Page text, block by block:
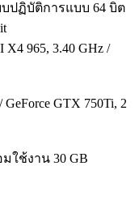
ปฏิบัติการแบบ 64 บิต
965, 3.40 GHz /
GTX 750Ti, 2
ใช้งาน 30 GB